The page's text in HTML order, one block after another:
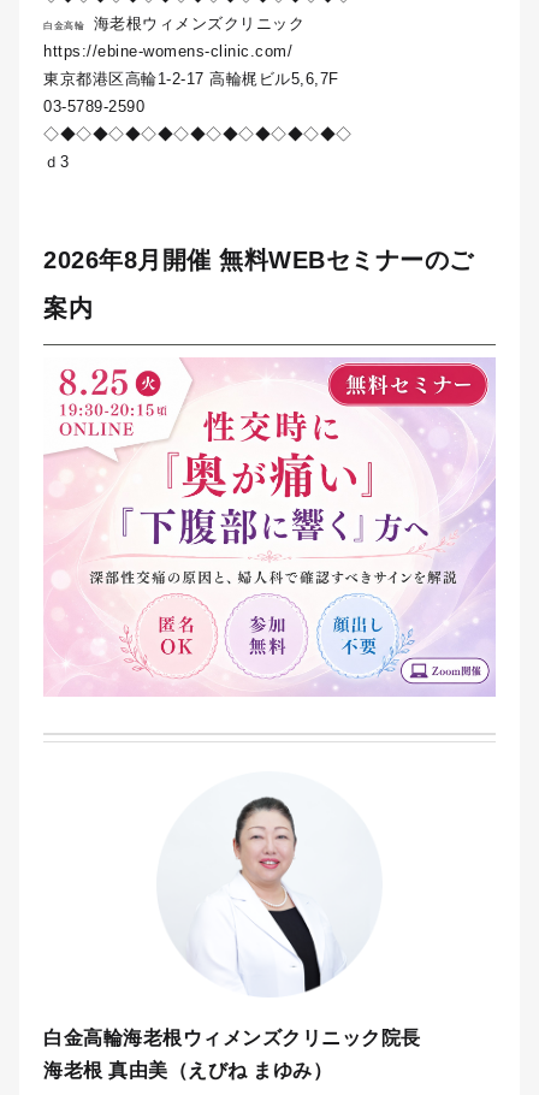
白金高輪
海老根ウィメンズクリニック
https://ebine-womens-clinic.com/
東京都港区高輪1-2-17 高輪梶ビル5,6,7F
03-5789-2590
◇◆◇◆◇◆◇◆◇◆◇◆◇◆◇◆◇◆◇
ｄ3
2026年8月開催 無料WEBセミナーのご
案内
白金高輪海老根ウィメンズクリニック院長
海老根 真由美（えびね まゆみ）